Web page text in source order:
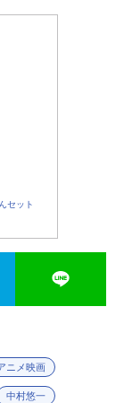
セット
ニメ映画
中村悠一